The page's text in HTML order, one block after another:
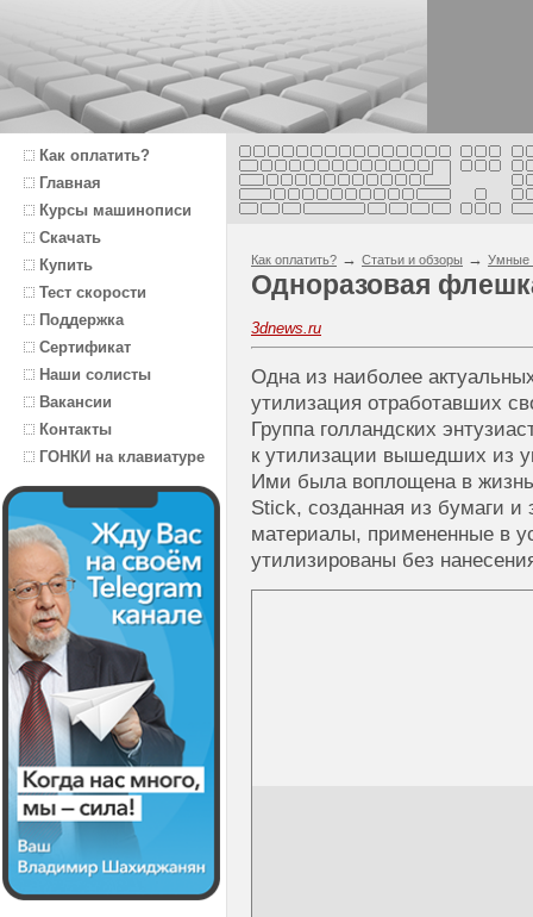
Как оплатить?
Главная
Курсы машинописи
Скачать
Купить
Тест скорости
Поддержка
Сертификат
Наши солисты
Вакансии
Контакты
ГОНКИ на клавиатуре
Как оплатить? → Статьи и обзоры → Умные
Одноразовая
3dnews.ru
Одна из наиболее
утилизация отработавших
Группа голландских
к утилизации вышедших из
Ими была воплощена в
Stick, созданная из бумаги и
материалы, примененные в
утилизированы без